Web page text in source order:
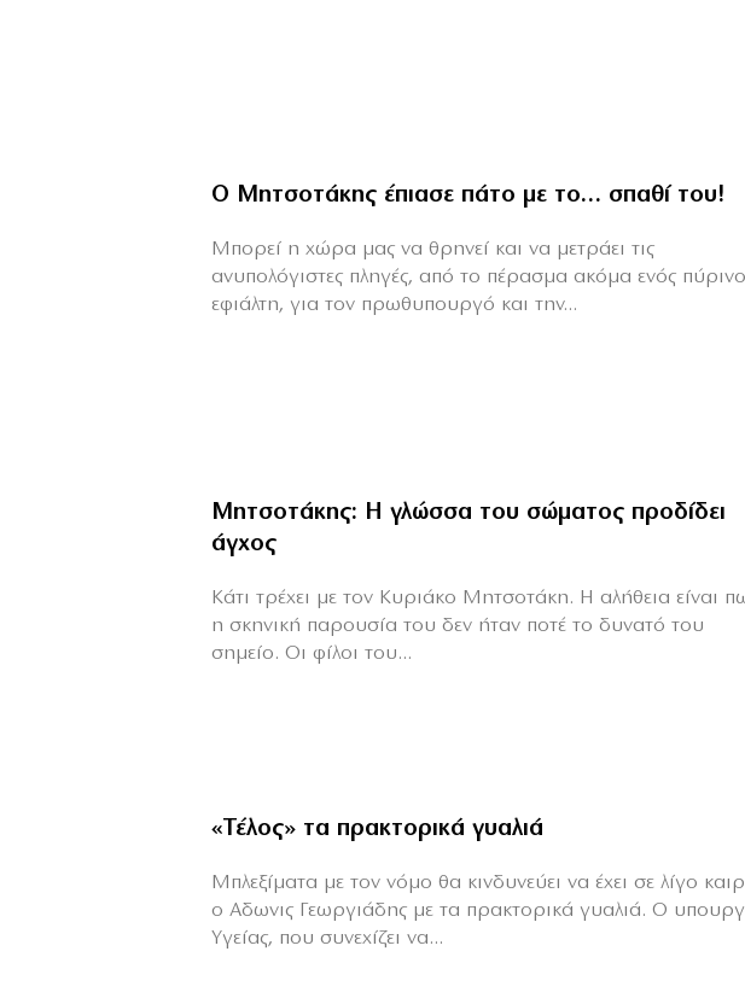
Ο Μητσοτάκης έπιασε πάτο με το… σπαθί του!
Mπορεί η χώρα μας να θρηνεί και να μετράει τις
ανυπολόγιστες πληγές, από το πέρασμα ακόμα ενός
εφιάλτη, για τον πρωθυπουργό και την...
Μητσοτάκης: Η γλώσσα του σώματος προδίδει
άγχος
Κάτι τρέχει με τον Κυριάκο Μητσοτάκη. Η αλήθεια είναι
η σκηνική παρουσία του δεν ήταν ποτέ το δυνατό του
σημείο. Οι φίλοι του...
«Τέλος» τα πρακτορικά γυαλιά
Μπλεξίματα με τον νόμο θα κινδυνεύει να έχει σε λίγο
ο Αδωνις Γεωργιάδης με τα πρακτορικά γυαλιά. Ο
Υγείας, που συνεχίζει να...